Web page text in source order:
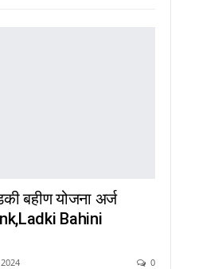
बहीण योजना अर्ज
Bahini
0